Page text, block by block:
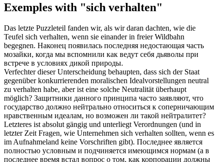
Exemples with "sich verhalten"
Das letzte Puzzleteil fanden wir, als wir daran dachten, wie die
Teufel sich verhalten, wenn sie einander in freier Wildbahn
begegnen. Наконец появилась последняя недостающая часть
мозайки, когда мы вспомнили как ведут себя дьяволы при
встрече в условиях дикой природы.
Verfechter dieser Unterscheidung behaupten, dass sich der Staat
gegenüber konkurrierenden moralischen Idealvorstellungen neutral
zu verhalten habe, aber ist eine solche Neutralität überhaupt
möglich? Защитники данного принципа часто заявляют, что
государство должно нейтрально относиться к соперничающим
нравственным идеалам, но возможен ли такой нейтралитет?
Letzteres ist absolut gängig und unterliegt Verordnungen (und in
letzter Zeit Fragen, wie Unternehmen sich verhalten sollten, wenn es
im Aufnahmeland keine Vorschriften gibt). Последнее является
полностью условным и подчиняется имеющимся нормам (а в
последнее время встал вопрос о том, как корпорации должны